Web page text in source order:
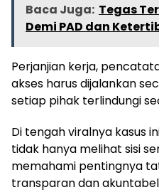
Baca Juga: Tegas
Demi PAD dan
Perjanjian kerja,
akses harus dijalankan
setiap pihak terlindungi
Di tengah viralnya kasus
tidak hanya melihat sisi
memahami pentingnya
transparan dan